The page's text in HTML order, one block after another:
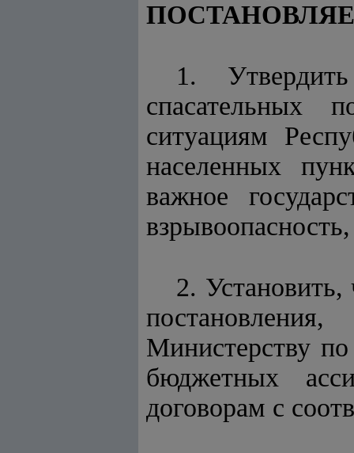
1.
спасательных
ситуациям
населенных
важное
2.
Министерству
бюджетных
договорам с